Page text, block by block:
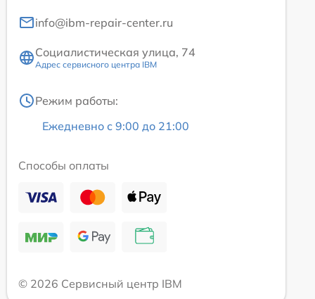
info@ibm-repair-center.ru
Социалистическая улица, 74
Адрес сервисного центра IBM
Режим работы:
Ежедневно с 9:00 до 21:00
Способы оплаты
© 2026 Сервисный центр IBM